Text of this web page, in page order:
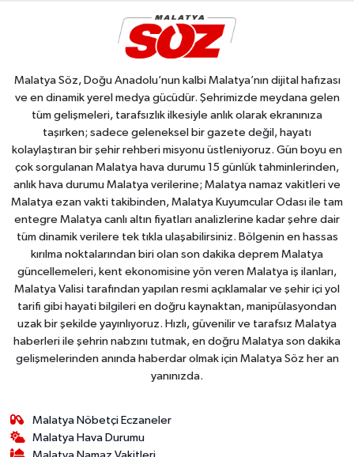
Malatya Söz, Doğu Anadolu’nun kalbi Malatya’nın dijital hafızası
ve en dinamik yerel medya gücüdür. Şehrimizde meydana gelen
tüm gelişmeleri, tarafsızlık ilkesiyle anlık olarak ekranınıza
taşırken; sadece geleneksel bir gazete değil, hayatı
kolaylaştıran bir şehir rehberi misyonu üstleniyoruz. Gün boyu en
çok sorgulanan Malatya hava durumu 15 günlük tahminlerinden,
anlık hava durumu Malatya verilerine; Malatya namaz vakitleri ve
Malatya ezan vakti takibinden, Malatya Kuyumcular Odası ile tam
entegre Malatya canlı altın fiyatları analizlerine kadar şehre dair
tüm dinamik verilere tek tıkla ulaşabilirsiniz. Bölgenin en hassas
kırılma noktalarından biri olan son dakika deprem Malatya
güncellemeleri, kent ekonomisine yön veren Malatya iş ilanları,
Malatya Valisi tarafından yapılan resmi açıklamalar ve şehir içi yol
tarifi gibi hayati bilgileri en doğru kaynaktan, manipülasyondan
uzak bir şekilde yayınlıyoruz. Hızlı, güvenilir ve tarafsız Malatya
haberleri ile şehrin nabzını tutmak, en doğru Malatya son dakika
gelişmelerinden anında haberdar olmak için Malatya Söz her an
yanınızda.
Malatya Nöbetçi Eczaneler
Malatya Hava Durumu